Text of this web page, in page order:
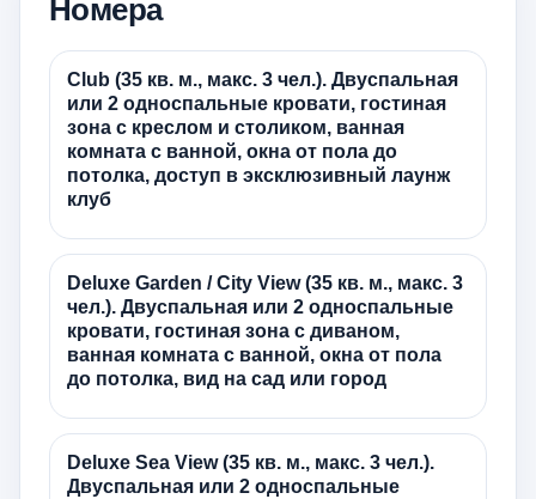
Номера
Club (35 кв. м., макс. 3 чел.). Двуспальная
или 2 односпальные кровати, гостиная
зона с креслом и столиком, ванная
комната с ванной, окна от пола до
потолка, доступ в эксклюзивный лаунж
клуб
Deluxe Garden / City View (35 кв. м., макс. 3
чел.). Двуспальная или 2 односпальные
кровати, гостиная зона с диваном,
ванная комната с ванной, окна от пола
до потолка, вид на сад или город
Deluxe Sea View (35 кв. м., макс. 3 чел.).
Двуспальная или 2 односпальные